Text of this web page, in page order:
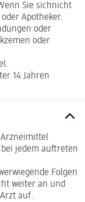
Sie sichnicht
Apotheker.
oder
oder
14 Jahren
jedem auftreten
Folgen
weiter an und
auf.